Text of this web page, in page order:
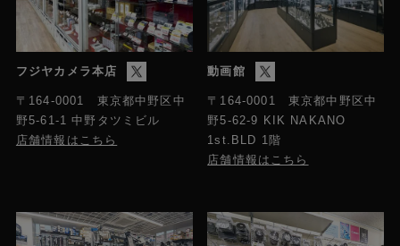
フジヤカメラ本店
〒164-0001 東京都中野区中
野5-61-1 中野タツミビル
店舗情報はこちら
動画館
〒164-0001 東京都中野区中
野5-62-9 KIK NAKANO
1st.BLD 1階
店舗情報はこちら